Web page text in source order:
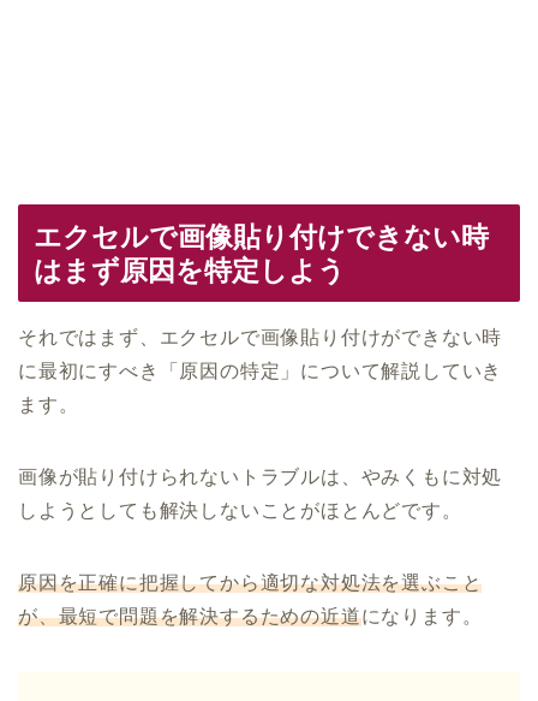
エクセルで画像貼り付けできない時
はまず原因を特定しよう
それではまず、エクセルで画像貼り付けができない時
に最初にすべき「原因の特定」について解説していき
ます。
画像が貼り付けられないトラブルは、やみくもに対処
しようとしても解決しないことがほとんどです。
原因を正確に把握してから適切な対処法を選ぶこと
が、最短で問題を解決するための近道になります。